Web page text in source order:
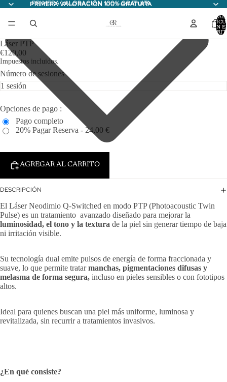
PRIMERA VALORACIÓN 100% GRATUITA
PRIMERA VALORACIÓN 100% GRATUITA
TOTAL
EN
Láser PTP
€120,00
Impuestos incluidos.
Número de sesiones
Opciones de pago :
Pago completo
20% Pagar Reserva - 24,00 €
AGREGAR AL CARRITO
DESCRIPCIÓN
El Láser Neodimio Q-Switched en modo PTP (Photoacoustic Twin
Pulse) es un tratamiento avanzado diseñado para mejorar la
luminosidad, el tono y la textura de la piel sin generar tiempo de baja
ni irritación visible.
Su tecnología dual emite pulsos de energía de forma fraccionada y
suave, lo que permite tratarmanchas, pigmentaciones difusas y
melasma de forma segura, incluso en pieles sensibles o con fototipos
altos.
Ideal para quienes buscan una piel más uniforme, luminosa y
revitalizada, sin recurrir a tratamientos invasivos.
¿En qué consiste?